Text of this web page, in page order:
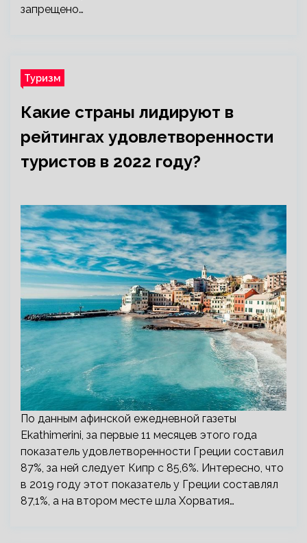
запрещено…
Туризм
Какие страны лидируют в
рейтингах удовлетворенности
туристов в 2022 году?
По данным афинской ежедневной газеты
Ekathimerini, за первые 11 месяцев этого года
показатель удовлетворенности Греции составил
87%, за ней следует Кипр с 85,6%. Интересно, что
в 2019 году этот показатель у Греции составлял
87,1%, а на втором месте шла Хорватия…